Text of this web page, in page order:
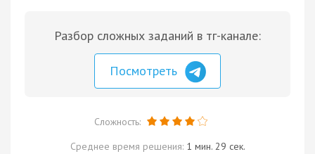
Разбор сложных заданий в тг-канале:
Посмотреть
Сложность:
Среднее время решения: 1 мин. 29 сек.